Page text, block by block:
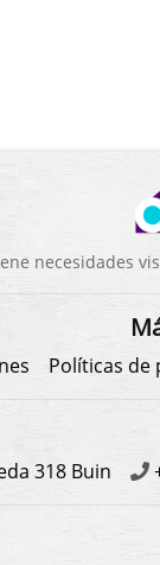
necesidades
Políticas de
318 Buin